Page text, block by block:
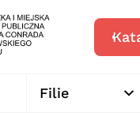
Filie